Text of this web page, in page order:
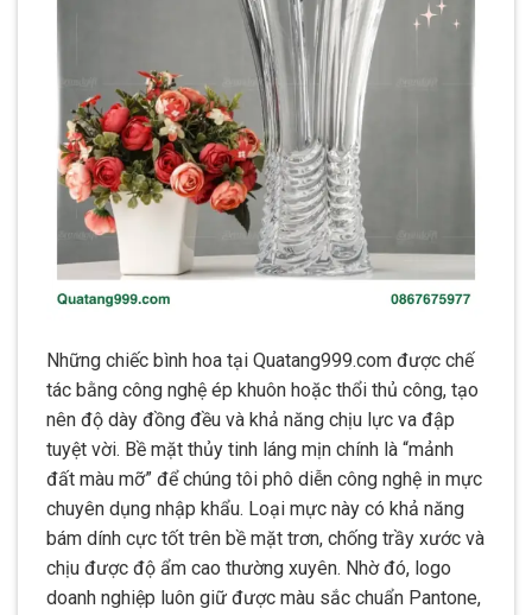
Những chiếc bình hoa tại Quatang999.com được chế
tác bằng công nghệ ép khuôn hoặc thổi thủ công, tạo
nên độ dày đồng đều và khả năng chịu lực va đập
tuyệt vời. Bề mặt thủy tinh láng mịn chính là “mảnh
đất màu mỡ” để chúng tôi phô diễn công nghệ in mực
chuyên dụng nhập khẩu. Loại mực này có khả năng
bám dính cực tốt trên bề mặt trơn, chống trầy xước và
chịu được độ ẩm cao thường xuyên. Nhờ đó, logo
doanh nghiệp luôn giữ được màu sắc chuẩn Pantone,